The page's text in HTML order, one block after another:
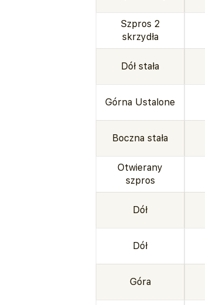
Szpros 2
skrzydła
Dół stała
Górna Ustalone
Boczna stała
Otwierany
szpros
Dół
Dół
Góra